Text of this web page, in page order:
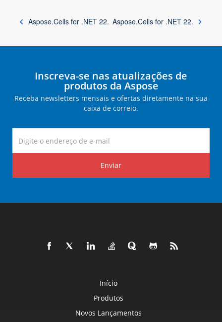
Aspose.Cells for .NET 22. Aspose.Cells for .NET 22.
Inscreva-se nas atualizações de
produtos da Aspose
Receba newsletters mensais e ofertas diretamente na sua
caixa de correio.
Enviar
Início
Produtos
Novos Lançamentos